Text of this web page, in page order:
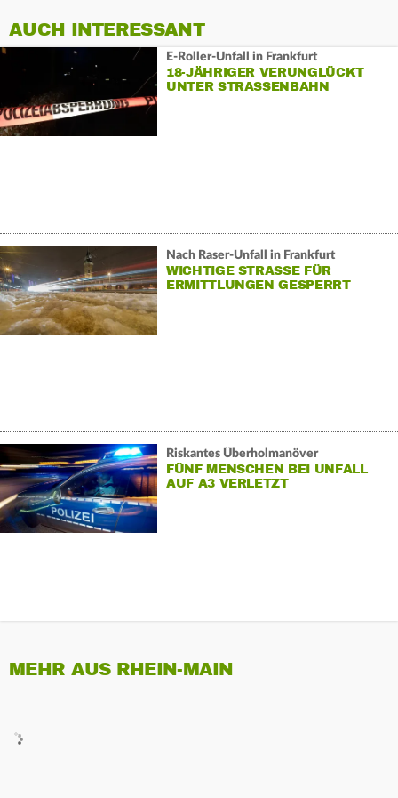
AUCH INTERESSANT
E-Roller-Unfall in Frankfurt
18-JÄHRIGER VERUNGLÜCKT
UNTER STRASSENBAHN
Nach Raser-Unfall in Frankfurt
WICHTIGE STRASSE FÜR E
RMITTLUNGEN GESPERRT
Riskantes Überholmanöver
FÜNF MENSCHEN BEI UNFALL
AUF A3 VERLETZT
MEHR AUS RHEIN-MAIN